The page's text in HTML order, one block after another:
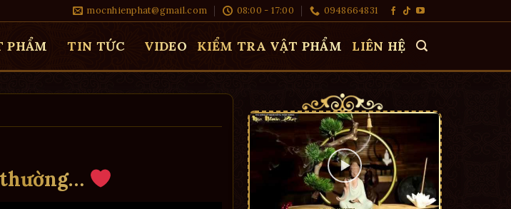
mocnhienphat@gmail.com 08:00 - 17:00 0948664831
PHẨM TIN TỨC VIDEO KIỂM TRA VẬT PHẨM LIÊN HỆ